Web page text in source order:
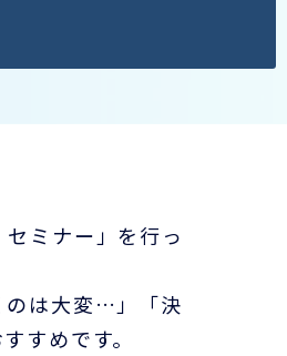
ミナー」を行っ
のは大変…」「決
すめです。